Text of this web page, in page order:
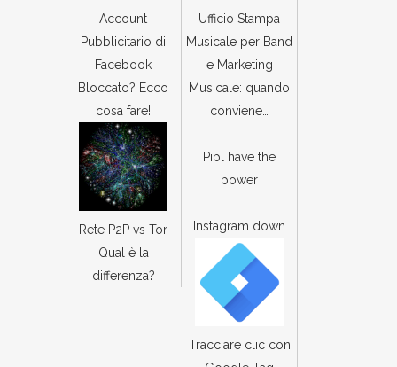
Account
Pubblicitario di
Facebook
Bloccato? Ecco
cosa fare!
Ufficio Stampa
Musicale per Band
e Marketing
Musicale: quando
conviene…
Rete P2P vs Tor
Qual è la
differenza?
Pipl have the
power
Instagram down
Tracciare clic con